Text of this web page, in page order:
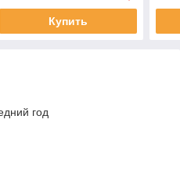
Купить
год